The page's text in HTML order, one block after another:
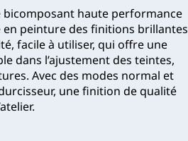
bicomposant haute performance
peinture des finitions brillantes
facile à utiliser, qui offre une
dans l’ajustement des teintes,
Avec des modes normal et
une finition de qualité